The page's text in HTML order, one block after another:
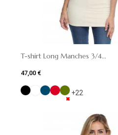
T-shirt Long Manches 3/4...
47,00 €
✖
✖
✖
✖
✖
✖
✖
✖
✖
✖
+22